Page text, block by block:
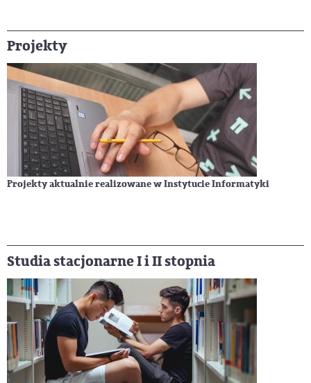
Projekty
Projekty aktualnie realizowane w Instytucie Informatyki
Studia stacjonarne I i II stopnia